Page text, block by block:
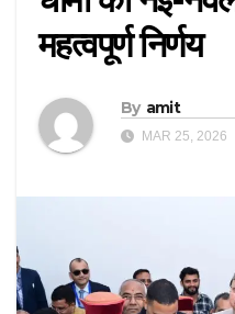
महत्वपूर्ण निर्णय
By amit
MAR 25, 2026